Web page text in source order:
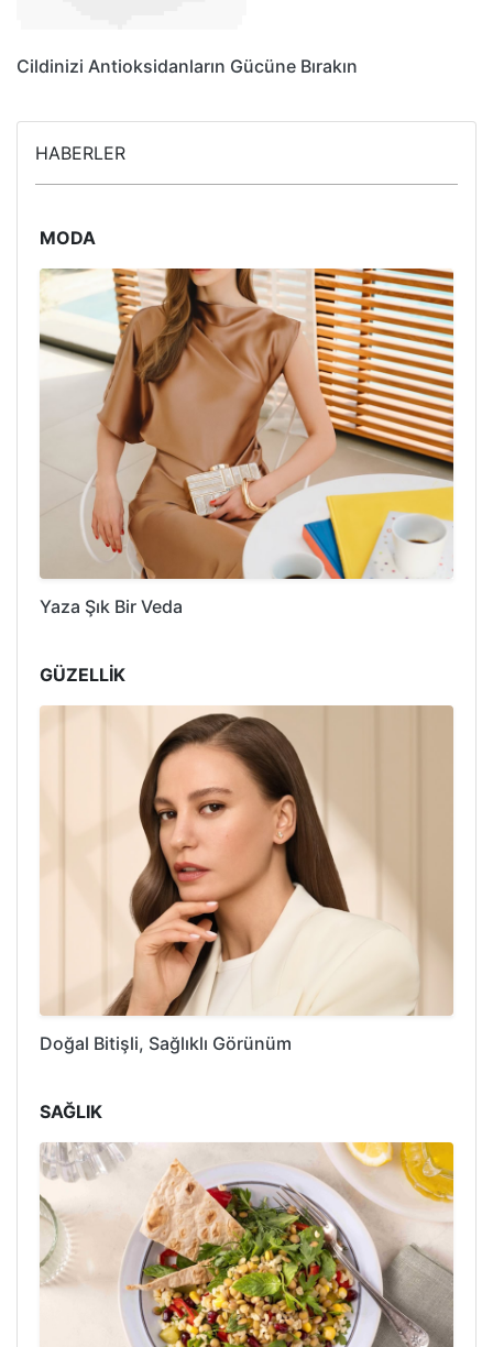
Cildinizi Antioksidanların Gücüne Bırakın
HABERLER
MODA
Yaza Şık Bir Veda
GÜZELLİK
Doğal Bitişli, Sağlıklı Görünüm
SAĞLIK